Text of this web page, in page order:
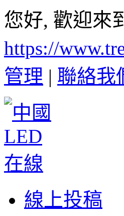
您好, 歡迎來
https://
管理 | 聯絡我
線上投稿